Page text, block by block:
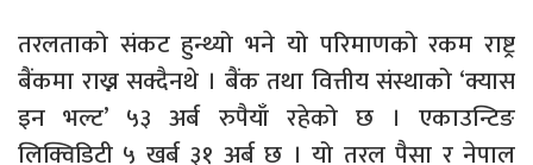
तरलताको संकट हुन्थ्यो भने यो परिमाणको रकम राष्ट्र
बैंकमा राख्न सक्दैनथे । बैंक तथा वित्तीय संस्थाको ‘क्यास
इन भल्ट’ ५३ अर्ब रुपैयाँ रहेको छ । एकाउन्टिङ
लिक्विडिटी ५ खर्ब ३१ अर्ब छ । यो तरल पैसा र नेपाल